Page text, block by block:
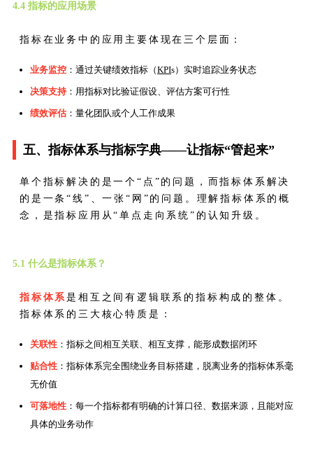
4.4 指标的应用场景
指标在业务中的应用主要体现在三个层面：
业务监控 ：通过关键绩效指标（KPIs）实时追踪业务状态
决策支持 ：用指标对比验证假设、评估方案可行性
绩效评估 ：量化团队或个人工作成果
五、指标体系与指标字典——让指标“管起来”
单个指标解决的是一个“点”的问题，而指标体系解决
的是一条“线”、一张“网”的问题。理解指标体系的概
念，是指标应用从“单点走向系统”的认知升级。
5.1 什么是指标体系？
指标体系是相互之间有逻辑联系的指标构成的整体。
指标体系的三大核心特质是：
关联性 ：指标之间相互关联、相互支撑，能形成数据闭环
贴合性 ：指标体系完全围绕业务目标搭建，脱离业务的指标体系毫
无价值
可落地性 ：每一个指标都有明确的计算口径、数据来源，且能对应
具体的业务动作